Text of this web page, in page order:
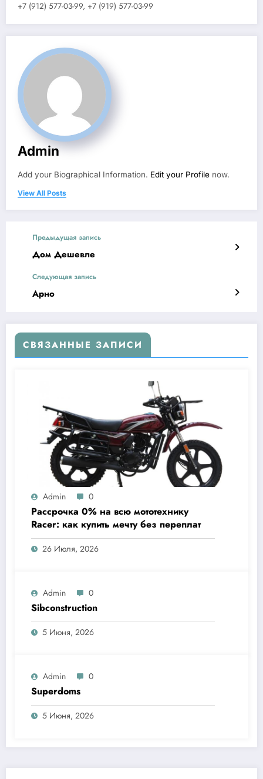
+7 (912) 577-03-99, +7 (919) 577-03-99
Admin
Add your Biographical Information. Edit your Profile now.
View All Posts
Предыдущая запись
Дом Дешевле
Следующая запись
Арно
СВЯЗАННЫЕ ЗАПИСИ
Admin 0
Рассрочка 0% на всю мототехнику
Racer: как купить мечту без переплат
26 Июля, 2026
Admin 0
Sibconstruction
5 Июня, 2026
Admin 0
Superdoms
5 Июня, 2026